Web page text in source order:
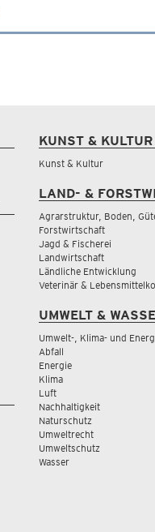
KUNST & KULTUR
Kunst & Kultur
LAND- &
Agrarstruktur, Boden,
Forstwirtschaft
Jagd & Fischerei
Landwirtschaft
Ländliche Entwicklung
Veterinär &
UMWELT &
Umwelt-, Klima- und
Abfall
Energie
Klima
Luft
Nachhaltigkeit
Naturschutz
Umweltrecht
Umweltschutz
Wasser